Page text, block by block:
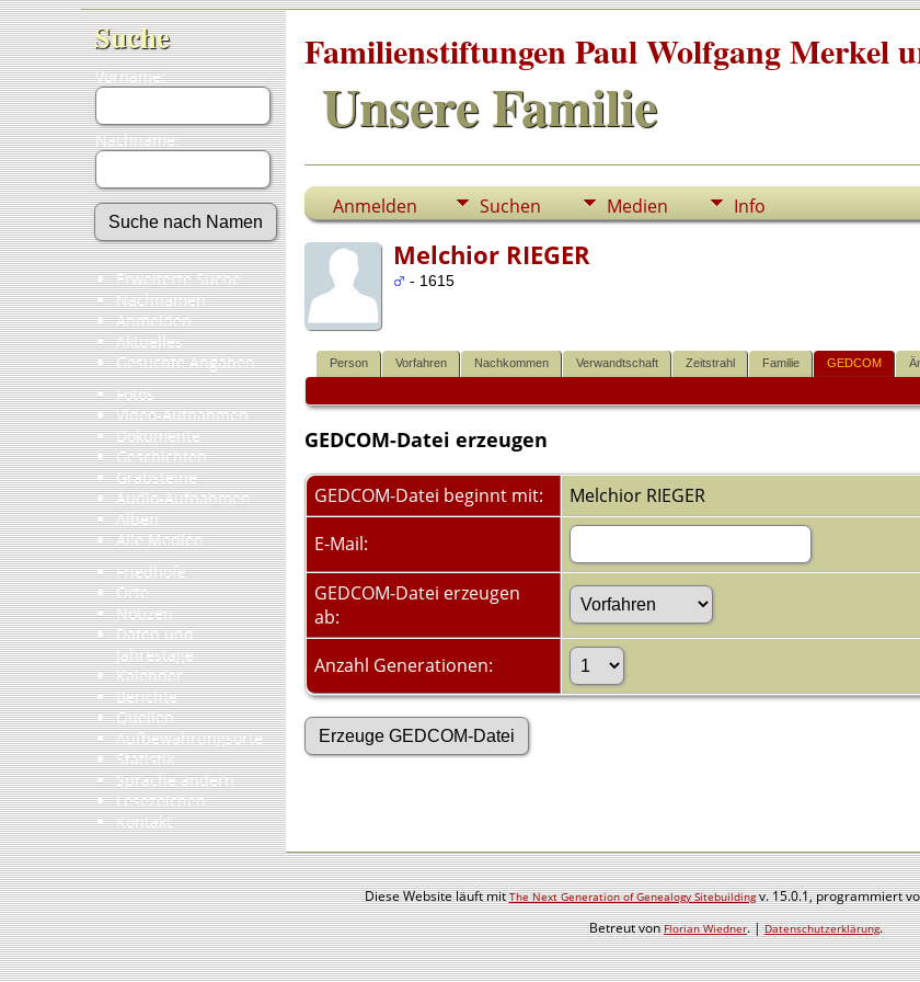
Suche
Vorname:
Nachname:
Erweiterte Suche
Nachnamen
Anmelden
Aktuelles
Gesuchte Angaben
Fotos
Video-Aufnahmen
Dokumente
Geschichten
Grabsteine
Audio-Aufnahmen
Alben
Alle Medien
Friedhöfe
Orte
Notizen
Daten und
Jahrestage
Kalender
Berichte
Quellen
Aufbewahrungsorte
Statistik
Sprache ändern
Lesezeichen
Kontakt
Familienstiftungen Paul Wolfgang Merkel
Unsere Familie
Anmelden Suchen Medien Info
Melchior RIEGER
- 1615
Person Vorfahren Nachkommen Verwandtschaft Zeitstrahl Familie GEDCOM
GEDCOM-Datei erzeugen
GEDCOM-Datei beginnt mit:
Melchior RIEGER
E-Mail:
GEDCOM-Datei erzeugen
ab:
Anzahl Generationen:
Diese Website läuft mitThe Next Generation of Genealogy Sitebuildingv. 15.0.1, programmiert
Betreut vonFlorian Wiedner. |Datenschutzerklärung.